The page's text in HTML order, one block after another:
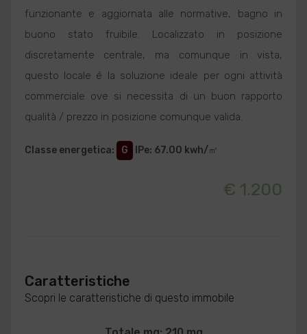
funzionante e aggiornata alle normative, bagno in
buono stato fruibile. Localizzato in posizione
discretamente centrale, ma comunque in vista,
questo locale é la soluzione ideale per ogni attività
commerciale ove si necessita di un buon rapporto
qualità / prezzo in posizione comunque valida.
Classe energetica: G IPe: 67.00 kwh/㎥
€ 1.200
Caratteristiche
Scopri le caratteristiche di questo immobile